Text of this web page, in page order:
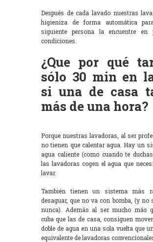
Después de cada lavado nuestras
higieniza de forma automática
siguiente persona la encuentre en
condiciones.
¿Que por qué
sólo 30 min en
si una de casa
más de una hora?
Porque nuestras lavadoras, al ser
no tienen que calentar agua. Hay un
agua caliente (como cuando te
las lavadoras cogen el agua que
lavar.
También tienen un sistema más
desaguar, que no va con bomba, (y no
nunca). Además al ser mucho más
cuba que las de casa, consiguen
doble de agua en una sola vuelta que
equivalente de lavadoras